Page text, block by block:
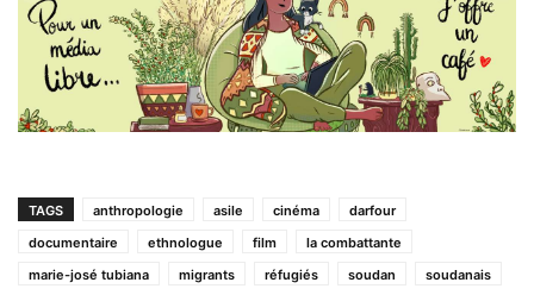
TAGS anthropologie asile cinéma
darfour
documentaire
ethnologue film
la combattante
marie-josé tubiana
migrants réfugiés soudan soudanais